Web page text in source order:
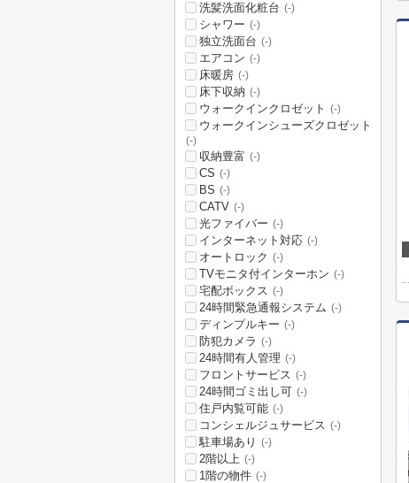
洗髪洗面化粧台 (-)
シャワー (-)
独立洗面台 (-)
エアコン (-)
床暖房 (-)
床下収納 (-)
ウォークインクロゼット (-)
ウォークインシューズクロゼット
(-)
収納豊富 (-)
CS (-)
BS (-)
CATV (-)
光ファイバー (-)
インターネット対応 (-)
オートロック (-)
TVモニタ付インターホン (-)
宅配ボックス (-)
24時間緊急通報システム (-)
ディンプルキー (-)
防犯カメラ (-)
24時間有人管理 (-)
フロントサービス (-)
24時間ゴミ出し可 (-)
住戸内覧可能 (-)
コンシェルジュサービス (-)
駐車場あり (-)
2階以上 (-)
1階の物件 (-)